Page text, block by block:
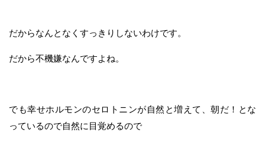
だからなんとなくすっきりしないわけです。
だから不機嫌なんですよね。
でも幸せホルモンのセロトニンが自然と増えて、朝だ！とな
っているので自然に目覚めるので